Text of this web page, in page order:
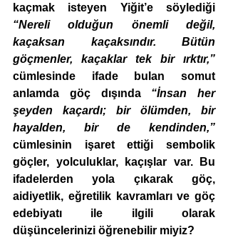
“Nereli olduğun önemli değil,
kaçaksan kaçaksındır. Bütün
göçmenler, kaçaklar tek bir ırktır,”
cümlesinde ifade bulan somut
anlamda göç dışında “İnsan her
şeyden kaçardı; bir ölümden, bir
hayalden, bir de kendinden,”
cümlesinin işaret ettiği sembolik
göçler, yolculuklar, kaçışlar var. Bu
ifadelerden yola çıkarak göç,
aidiyetlik, eğretilik kavramları ve göç
edebiyatı ile ilgili olarak
düşüncelerinizi öğrenebilir miyiz?